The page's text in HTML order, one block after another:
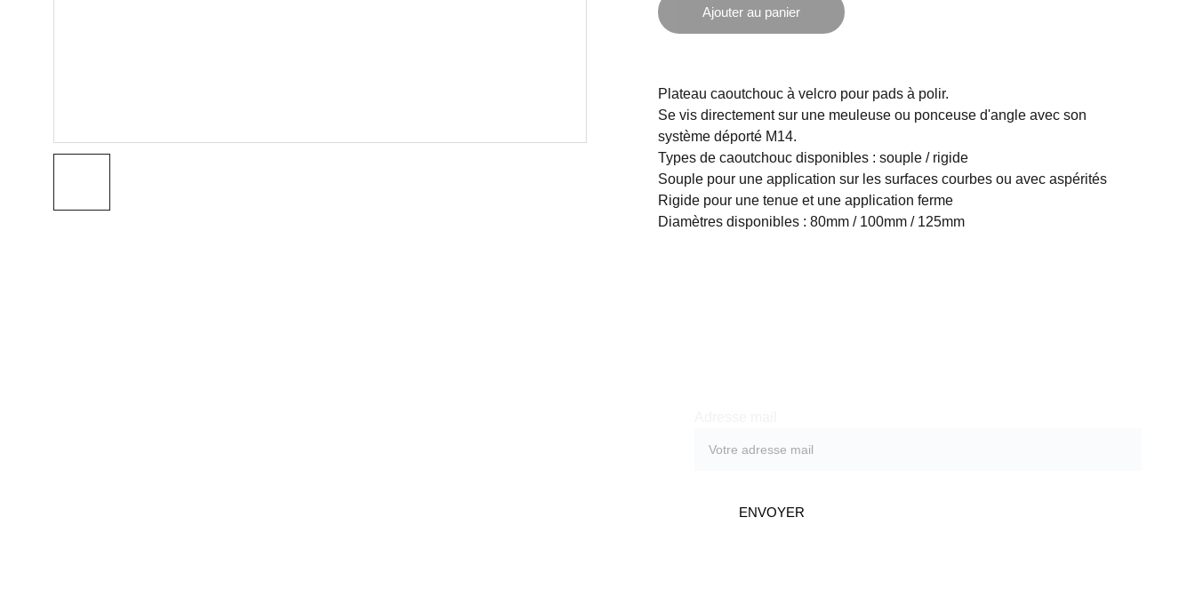
Ajouter au panier
Plateau caoutchouc à velcro pour pads à polir.
Se vis directement sur une meuleuse ou ponceuse d'angle avec son
système déporté M14.
Types de caoutchouc disponibles : souple / rigide
Souple pour une application sur les surfaces courbes ou avec aspérités
Rigide pour une tenue et une application ferme
Diamètres disponibles : 80mm / 100mm / 125mm
ENVOYER